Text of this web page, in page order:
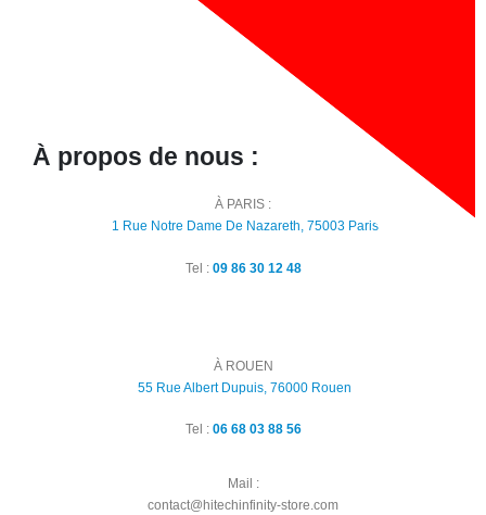
À propos de nous :
À PARIS :
1 Rue Notre Dame De Nazareth, 75003 Paris
Tel : 09 86 30 12 48
À ROUEN
55 Rue Albert Dupuis, 76000 Rouen
Tel : 06 68 03 88 56
Mail :
contact@hitechinfinity-store.com